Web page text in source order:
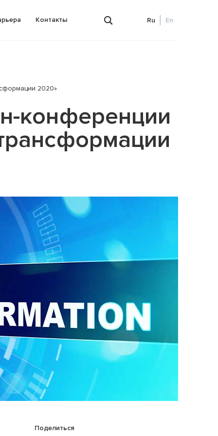
Расчет заработной платы
Контакты Ru En
2020»
конференции
Поделиться